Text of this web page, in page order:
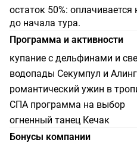
остаток 50%:
до начала тура.
Программа и активности
купание с дельфинами и
водопады Секумпул и
романтический ужин в
СПА программа на выбор
огненный танец Кечак
Бонусы компании